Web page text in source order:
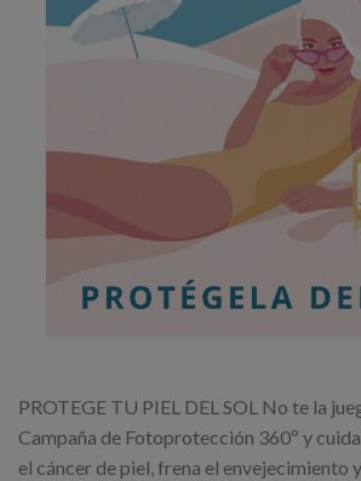
PROTEGE TU PIEL DEL SOL No te la
Campaña de Fotoprotección 360º y
el cáncer de piel, frena el envejecimiento